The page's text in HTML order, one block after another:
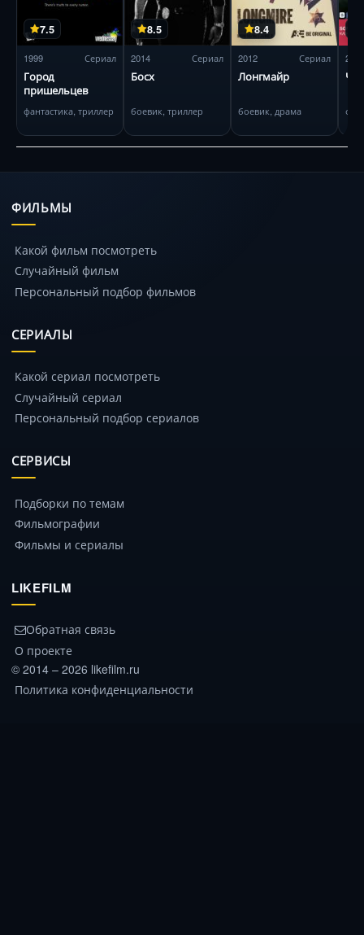
7.5
1999 Сериал
Город
пришельцев
фантастика, триллер
8.5
2014 Сериал
Босх
боевик, триллер
8.4
2012 Сериал
Лонгмайр
боевик, драма
2014
ФИЛЬМЫ
Какой фильм посмотреть
Случайный фильм
Персональный подбор фильмов
СЕРИАЛЫ
Какой сериал посмотреть
Случайный сериал
Персональный подбор сериалов
СЕРВИСЫ
Подборки по темам
Фильмографии
Фильмы и сериалы
LIKEFILM
Обратная связь
О проекте
© 2014 – 2026 likefilm.ru
Политика конфиденциальности